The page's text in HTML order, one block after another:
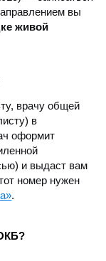
вы
живой
врачу общей
в
оформит
и выдаст вам
номер нужен
.